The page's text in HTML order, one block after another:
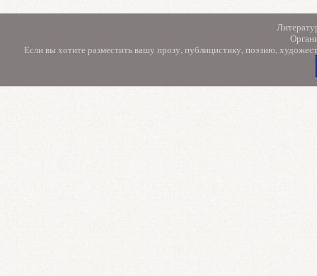
Если вы хотите разместить вашу прозу, публицистику, поэзию,